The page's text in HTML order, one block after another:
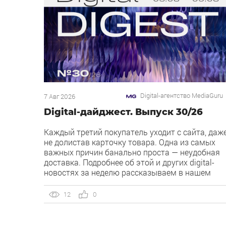
7 Авг 2026 Digital-агентство MediaGuru
Digital-дайджест. Выпуск 30/26
Каждый третий покупатель уходит с сайта,
не долистав карточку товара. Одна из самых
важных причин банально проста — неудобная
доставка. Подробнее об этой и других digital-
новостях за неделю рассказываем в нашем
низкий CPA в самом дорогом гео страны.
Агентство продвигает ресторан OSH by Урюк в
12 0